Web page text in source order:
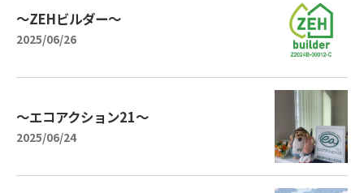
～ZEHビルダー～
2025/06/26
～エコアクション21～
2025/06/24